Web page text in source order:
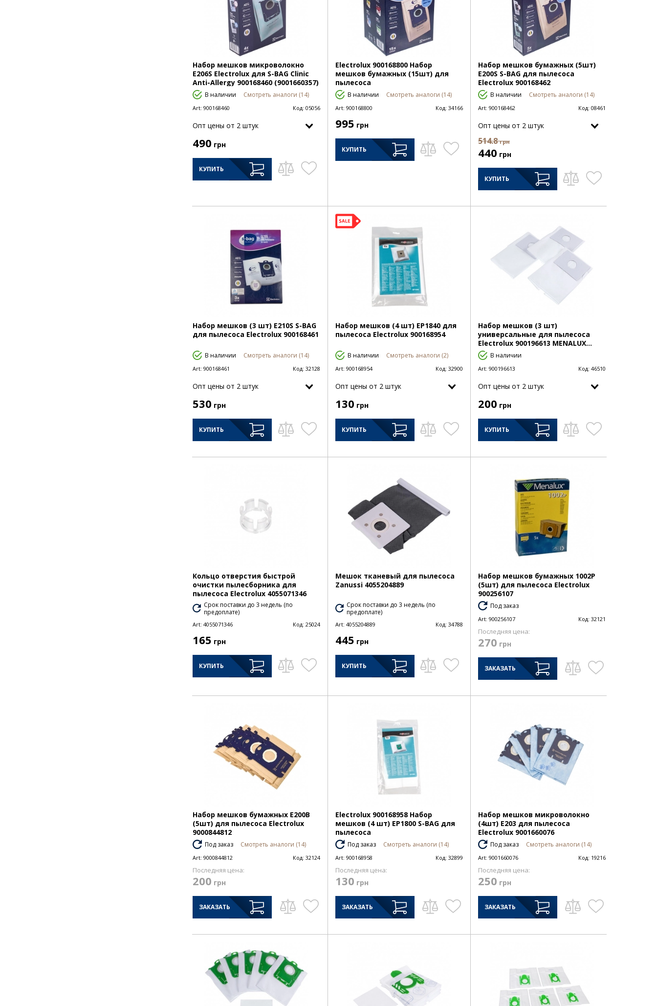
Набор мешков микроволокно
E206S Electrolux для S-BAG Clinic
Anti-Allergy 900168460 (9001660357)
В наличии Смотреть аналоги (14)
Art: 900168460 Код: 05056
Опт цены от 2 штук
490 грн
КУПИТЬ
Electrolux 900168800 Набор
мешков бумажных (15шт) для
пылесоса
В наличии Смотреть аналоги (14)
Art: 900168800 Код: 34166
995 грн
КУПИТЬ
Набор мешков бумажных (5шт)
E200S S-BAG для пылесоса
Electrolux 900168462
В наличии Смотреть аналоги (14)
Art: 900168462 Код: 08461
Опт цены от 2 штук
514.8 грн
440 грн
КУПИТЬ
Набор мешков (3 шт) E210S S-BAG
для пылесоса Electrolux 900168461
В наличии Смотреть аналоги (14)
Art: 900168461 Код: 32128
Опт цены от 2 штук
530 грн
КУПИТЬ
Набор мешков (4 шт) EP1840 для
пылесоса Electrolux 900168954
В наличии Смотреть аналоги (2)
Art: 900168954 Код: 32900
Опт цены от 2 штук
130 грн
КУПИТЬ
Набор мешков (3 шт)
универсальные для пылесоса
Electrolux 900196613 MENALUX...
В наличии
Art: 900196613 Код: 46510
Опт цены от 2 штук
200 грн
КУПИТЬ
Кольцо отверстия быстрой
очистки пылесборника для
пылесоса Electrolux 4055071346
Срок поставки до 3 недель (по
предоплате)
Art: 4055071346 Код: 25024
165 грн
КУПИТЬ
Мешок тканевый для пылесоса
Zanussi 4055204889
Срок поставки до 3 недель (по
предоплате)
Art: 4055204889 Код: 34788
445 грн
КУПИТЬ
Набор мешков бумажных 1002P
(5шт) для пылесоса Electrolux
900256107
Под заказ
Art: 900256107 Код: 32121
Последняя цена:
270 грн
ЗАКАЗАТЬ
Набор мешков бумажных E200B
(5шт) для пылесоса Electrolux
9000844812
Под заказ Смотреть аналоги (14)
Art: 9000844812 Код: 32124
Последняя цена:
200 грн
ЗАКАЗАТЬ
Electrolux 900168958 Набор
мешков (4 шт) EP1800 S-BAG для
пылесоса
Под заказ Смотреть аналоги (14)
Art: 900168958 Код: 32899
Последняя цена:
130 грн
ЗАКАЗАТЬ
Набор мешков микроволокно
(4шт) E203 для пылесоса
Electrolux 9001660076
Под заказ Смотреть аналоги (14)
Art: 9001660076 Код: 19216
Последняя цена:
250 грн
ЗАКАЗАТЬ